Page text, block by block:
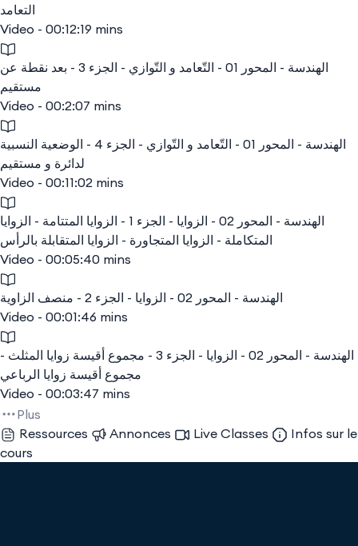
التعامد
Video - 00:12:19 mins
الهندسة - المحور 01 - التّعامد و التّوازي - الجزء 3 - بعد نقطة عن
مستقيم
Video - 00:2:07 mins
الهندسة - المحور 01 - التّعامد و التّوازي - الجزء 4 - الوضعية النسبية
لدائرة و مستقيم
Video - 00:11:02 mins
الهندسة - المحور 02 - الزوايا - الجزء 1 - الزوايا المتتامة - الزوايا
المتكاملة - الزوايا المتجاورة - الزوايا المتقابلة بالرأس
Video - 00:05:40 mins
الهندسة - المحور 02 - الزوايا - الجزء 2 - منصف الزاوية
Video - 00:01:46 mins
الهندسة - المحور 02 - الزوايا - الجزء 3 - مجموع أقيسة زوايا المثلث -
مجموع أقيسة زوايا الرباعي
Video - 00:03:47 mins
Plus
Ressources
Annonces Live Classes
Infos sur le
cours